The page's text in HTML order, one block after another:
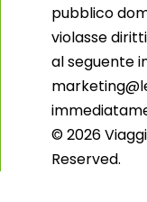
pubblico
violasse
al seguente
© 2026
Reserved.